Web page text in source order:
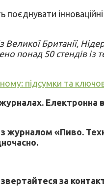
Великої Британії,
понад 50 стендів із
підсумки та
Електронна
«Пиво.
за